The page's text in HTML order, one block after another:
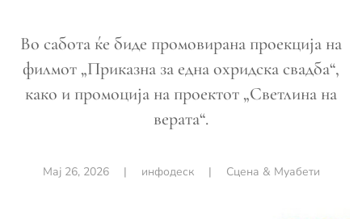
Во сабота ќе биде промовирана проекција на
филмот „Приказна за една охридска свадба“,
како и промоција на проектот „Светлина на
верата“.
Мај 26, 2026| инфодеск| Сцена & Муабети